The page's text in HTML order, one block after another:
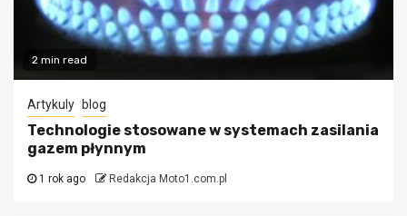
2 min read
Artykuly blog
Technologie stosowane w systemach zasilania
gazem płynnym
1 rok ago Redakcja Moto1.com.pl